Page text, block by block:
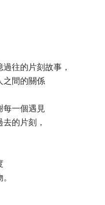
往的片刻故事，
之間的關係
每一個遇見
的片刻，